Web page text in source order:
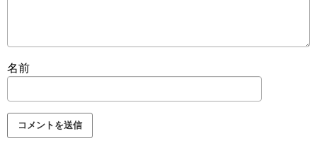
名前